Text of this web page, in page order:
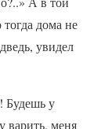
дома не
увидел
Будешь у
варить, меня